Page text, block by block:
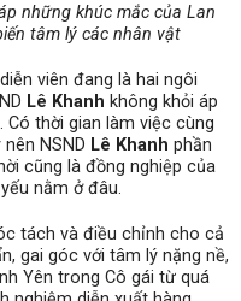
những khúc mắc của Lan
tâm lý các nhân vật
viên đang là hai ngôi
Lê Khanh không khỏi áp
Có thời gian làm việc cùng
NSND Lê Khanh phần
cũng là đồng nghiệp của
nằm ở đâu.
tách và điều chỉnh cho cả
gai góc với tâm lý nặng nề,
Yên trong Cô gái từ quá